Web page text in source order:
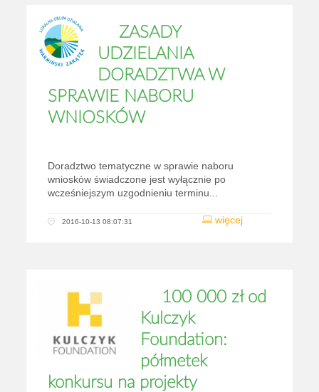
ZASADY
UDZIELANIA
DORADZTWA W
SPRAWIE NABORU
WNIOSKÓW
Doradztwo tematyczne w sprawie naboru
wniosków świadczone jest wyłącznie po
wcześniejszym uzgodnieniu terminu...
więcej
2016-10-13 08:07:31
100 000 zł od
Kulczyk
Foundation:
półmetek
konkursu na projekty